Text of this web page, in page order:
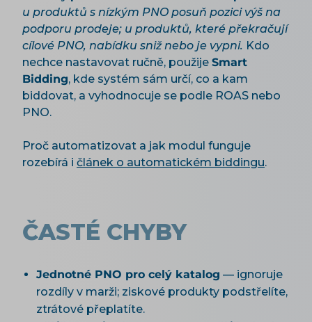
u produktů s nízkým PNO posuň pozici výš na
podporu prodeje; u produktů, které překračují
cílové PNO, nabídku sniž nebo je vypni. Kdo
nechce nastavovat ručně, použije Smart
Bidding, kde systém sám určí, co a kam
biddovat, a vyhodnocuje se podle ROAS nebo
PNO.
Proč automatizovat a jak modul funguje
rozebírá i článek o automatickém biddingu.
ČASTÉ CHYBY
Jednotné PNO pro celý katalog — ignoruje
rozdíly v marži; ziskové produkty podstřelíte,
ztrátové přeplatíte.